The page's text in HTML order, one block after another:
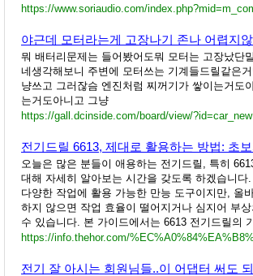
뭐 배터리문제는 들어봤어도뭐 모터는 고장났단
네생각해보니 주변에 모터쓰는 기계들드릴같은
냥쓰고 그러잖슴 엔진처럼 찌꺼기가 쌓이는거도
는거도아니고 그냥
https://gall.dcinside.com/board/view/
오늘은 많은 분들이 애용하는 전기드릴, 특히
대해 자세히 알아보는 시간을 갖도록 하겠습니다
다양한 작업에 활용 가능한 만능 도구이지만, 올
하지 않으면 작업 효율이 떨어지거나 심지어 부
수 있습니다. 본 가이드에서는 6613 전기드릴의